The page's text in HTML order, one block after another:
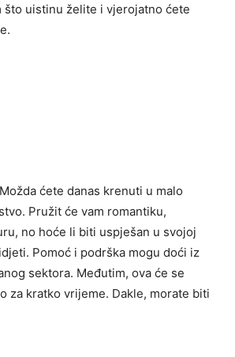
što uistinu želite i vjerojatno ćete
ćete danas krenuti u malo
Pružit će vam romantiku,
no hoće li biti uspješan u svojoj
Pomoć i podrška mogu doći iz
sektora. Međutim, ova će se
za kratko vrijeme. Dakle, morate biti